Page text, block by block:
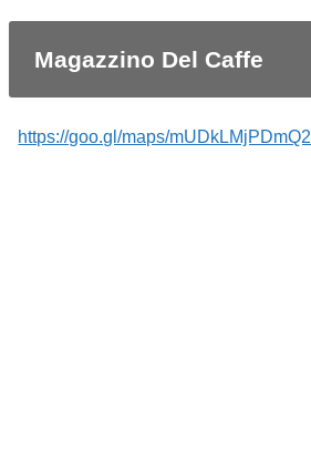
Magazzino Del Caffe
https://goo.gl/maps/mUDkLMjPDmQ2